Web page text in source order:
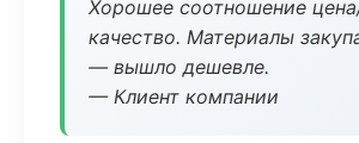
Хорошее соотношение
качество. Материалы
— вышло дешевле.
— Клиент компании